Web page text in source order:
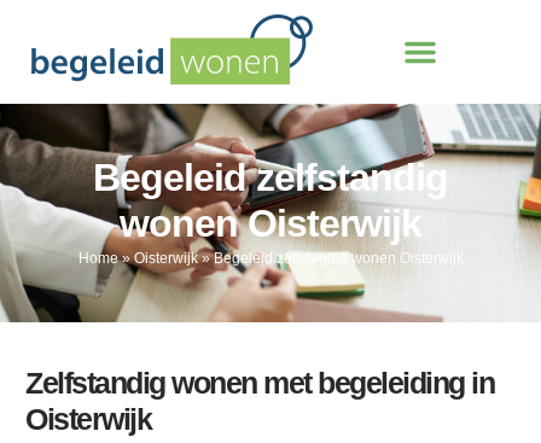
Begeleid zelfstandig
wonen Oisterwijk
Home»Oisterwijk»Begeleid zelfstandig wonen Oisterwijk
Zelfstandig wonen met begeleiding in
Oisterwijk